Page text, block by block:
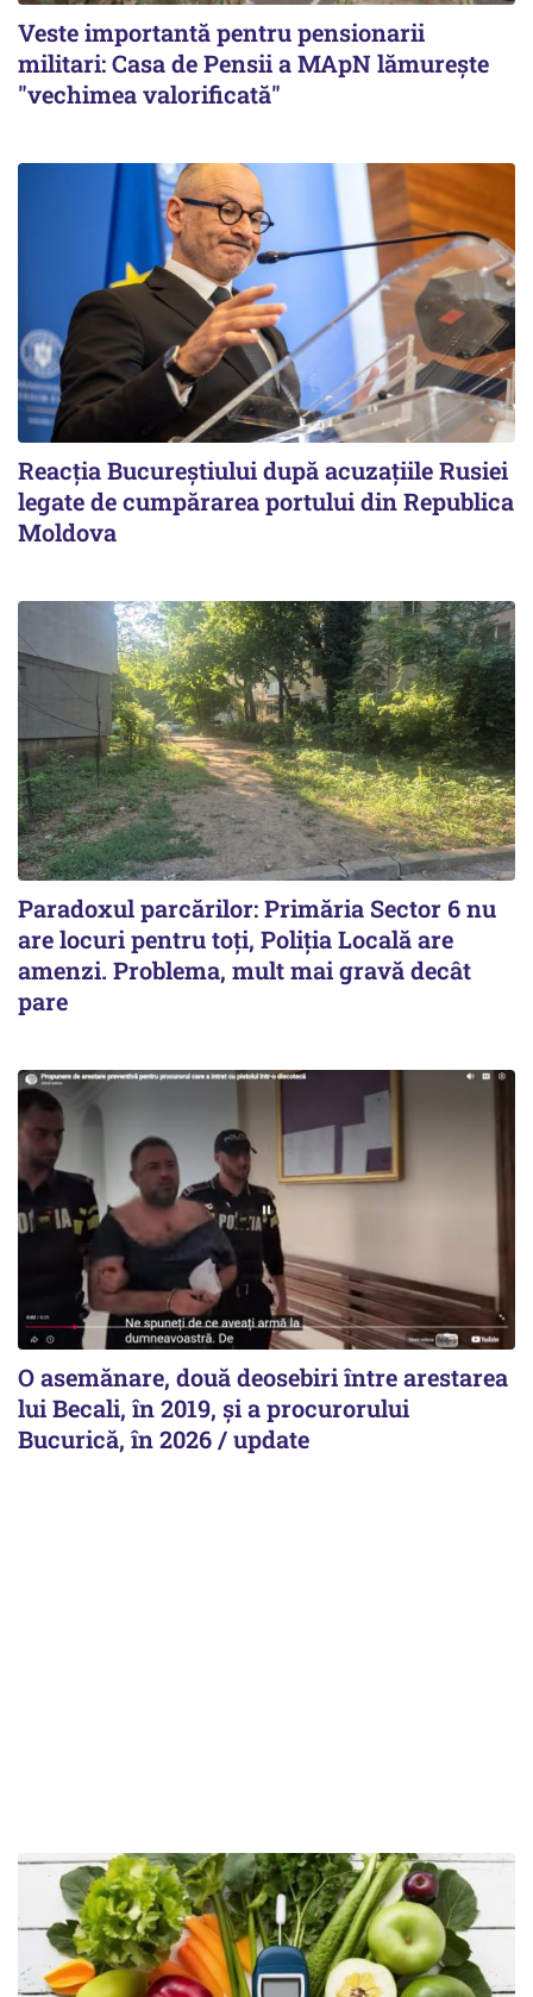
Veste importantă pentru pensionarii
militari: Casa de Pensii a MApN lămurește
"vechimea valorificată"
Reacția Bucureștiului după acuzațiile Rusiei
legate de cumpărarea portului din Republica
Moldova
Paradoxul parcărilor: Primăria Sector 6 nu
are locuri pentru toți, Poliția Locală are
amenzi. Problema, mult mai gravă decât
pare
O asemănare, două deosebiri între arestarea
lui Becali, în 2019, și a procurorului
Bucurică, în 2026 / update